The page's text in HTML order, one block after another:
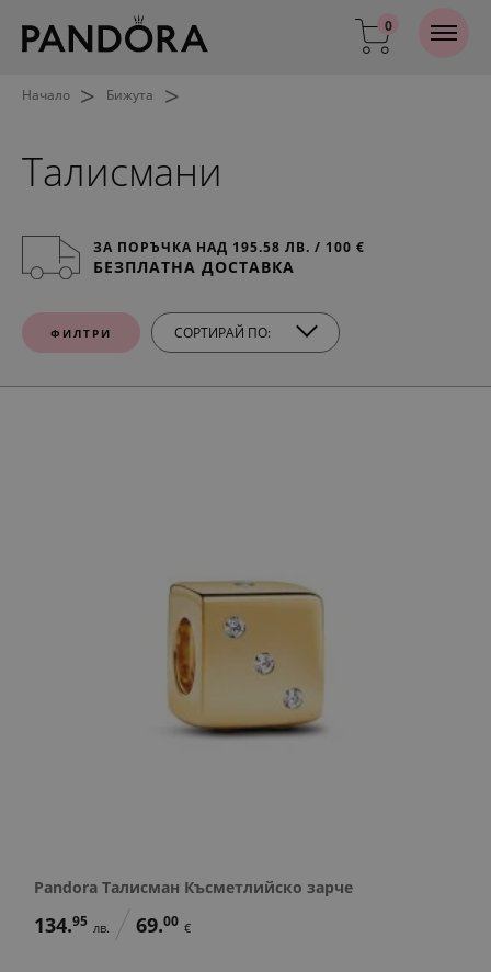
0
Начало > Бижута >
Талисмани
ЗА ПОРЪЧКА НАД 195.58 ЛВ. / 100 €
БЕЗПЛАТНА ДОСТАВКА
ФИЛТРИ СОРТИРАЙ ПО:
Pandora Талисман Късметлийско зарче
134.95 лв. 69.00 €